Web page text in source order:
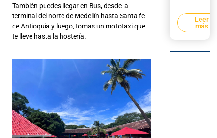
También puedes llegar en Bus, desde la
terminal del norte de Medellín hasta Santa fe
de Antioquia y luego, tomas un mototaxi que
te lleve hasta la hostería.
Leer
más